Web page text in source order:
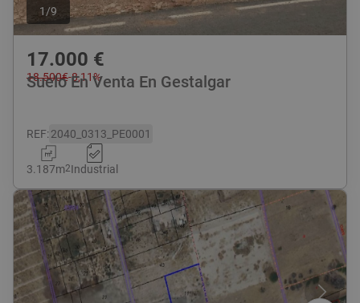
1 /9
17.000 €
18.500€-8,11%
Suelo En Venta En Gestalgar
REF:2040_0313_PE0001
3.187m2Industrial